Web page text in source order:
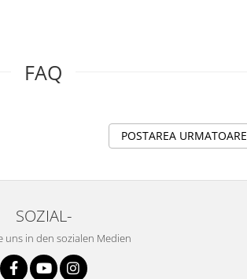
FAQ
POSTAREA URMATOARE
SOZIAL-
uns in den sozialen Medien